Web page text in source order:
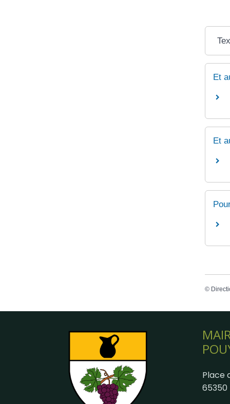
Et
Et
©
Place
65350